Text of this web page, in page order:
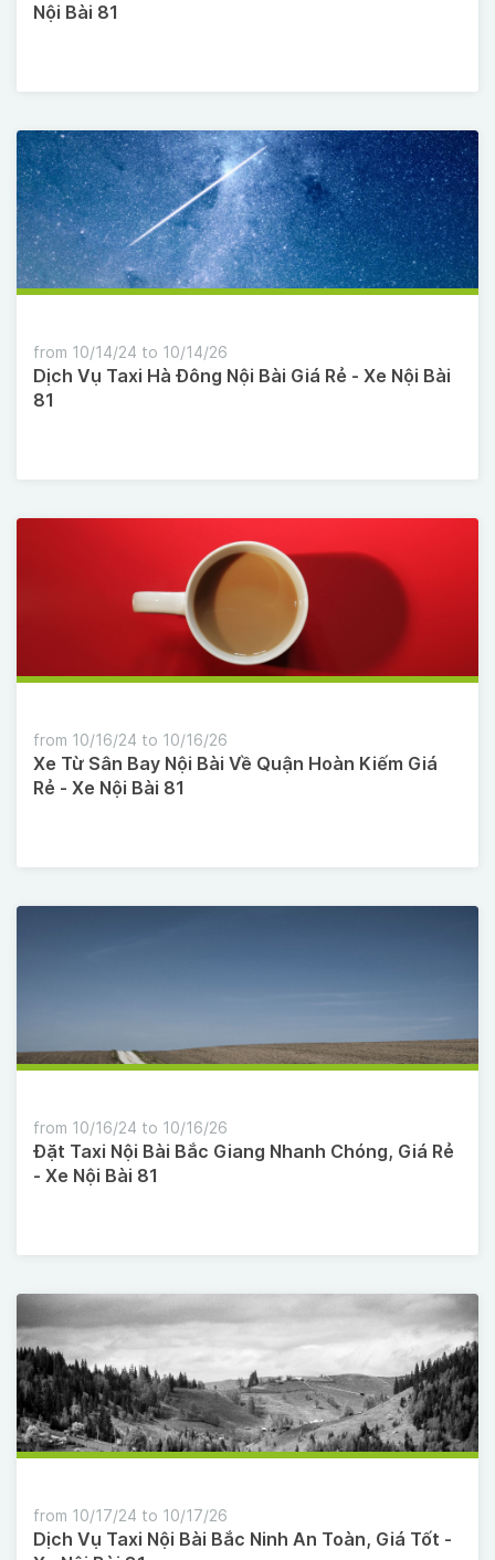
Nội Bài 81
Dịch Vụ Taxi Hà Đông Nội Bài Giá Rẻ - Xe Nội Bài
81
from 10/14/24 to 10/14/26
Xe Từ Sân Bay Nội Bài Về Quận Hoàn Kiếm Giá
Rẻ - Xe Nội Bài 81
from 10/16/24 to 10/16/26
Đặt Taxi Nội Bài Bắc Giang Nhanh Chóng, Giá Rẻ
- Xe Nội Bài 81
from 10/16/24 to 10/16/26
Dịch Vụ Taxi Nội Bài Bắc Ninh An Toàn, Giá Tốt -
from 10/17/24 to 10/17/26